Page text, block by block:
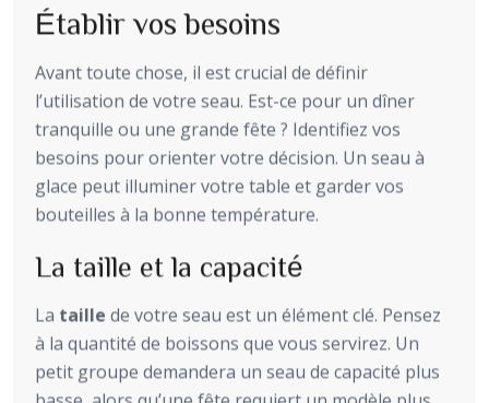
Établir vos besoins
Avant toute chose, il est crucial de définir
l’utilisation de votre seau. Est-ce pour un dîner
tranquille ou une grande fête ? Identifiez vos
besoins pour orienter votre décision. Un seau à
glace peut illuminer votre table et garder vos
bouteilles à la bonne température.
La taille et la capacité
La taille de votre seau est un élément clé. Pensez
à la quantité de boissons que vous servirez. Un
petit groupe demandera un seau de capacité plus